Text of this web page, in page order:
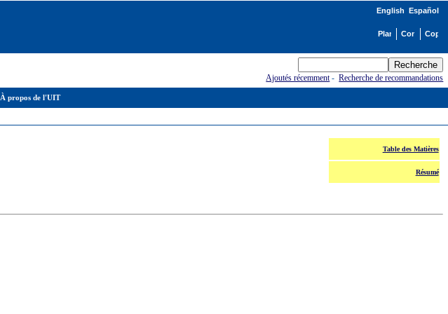
À propos de l'UIT
English Español
Ajoutés récemment-Recherche de recommandations
Table des Matières
Résumé